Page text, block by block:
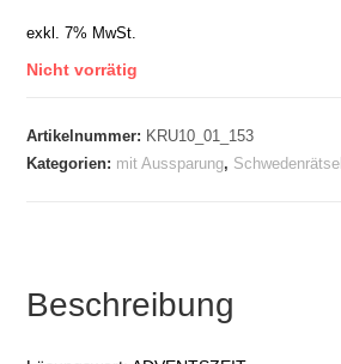
exkl. 7% MwSt.
Nicht vorrätig
Artikelnummer: KRU10_01_153
Kategorien: mit Aussparung, Schwedenrätsel
Beschreibung